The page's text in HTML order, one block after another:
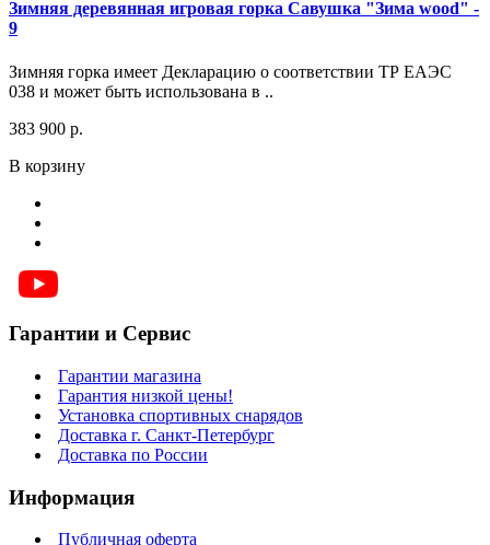
Зимняя деревянная игровая горка Савушка "Зима wood" -
9
Зимняя горка имеет Декларацию о соответствии ТР ЕАЭС
038 и может быть использована в ..
383 900 р.
В корзину
Гарантии и Сервис
Гарантии магазина
Гарантия низкой цены!
Установка спортивных снарядов
Доставка г. Санкт-Петербург
Доставка по России
Информация
Публичная оферта